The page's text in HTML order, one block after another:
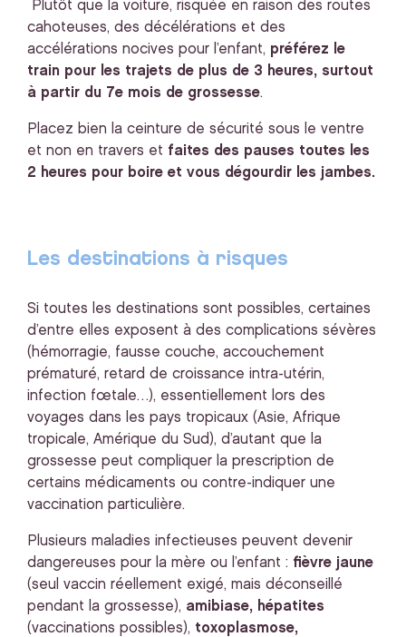
Plutôt que la voiture, risquée en raison des routes
cahoteuses, des décélérations et des
accélérations nocives pour l’enfant, préférez le
train pour les trajets de plus de 3 heures, surtout
à partir du 7e mois de grossesse.
Placez bien la ceinture de sécurité sous le ventre
et non en travers et faites des pauses toutes les
2 heures pour boire et vous dégourdir les jambes.
Les destinations à risques
Si toutes les destinations sont possibles, certaines
d’entre elles exposent à des complications sévères
(hémorragie, fausse couche, accouchement
prématuré, retard de croissance intra-utérin,
infection fœtale…), essentiellement lors des
voyages dans les pays tropicaux (Asie, Afrique
tropicale, Amérique du Sud), d’autant que la
grossesse peut compliquer la prescription de
certains médicaments ou contre-indiquer une
vaccination particulière.
Plusieurs maladies infectieuses peuvent devenir
dangereuses pour la mère ou l’enfant : fièvre jaune
(seul vaccin réellement exigé, mais déconseillé
pendant la grossesse), amibiase, hépatites
(vaccinations possibles), toxoplasmose,